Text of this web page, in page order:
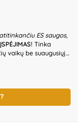
ES saugos,
ĮSPĖJIMAS! Tinka
vaikų be suaugusiųjų
ir detalių būklę.
Pakuotė
pakuotės